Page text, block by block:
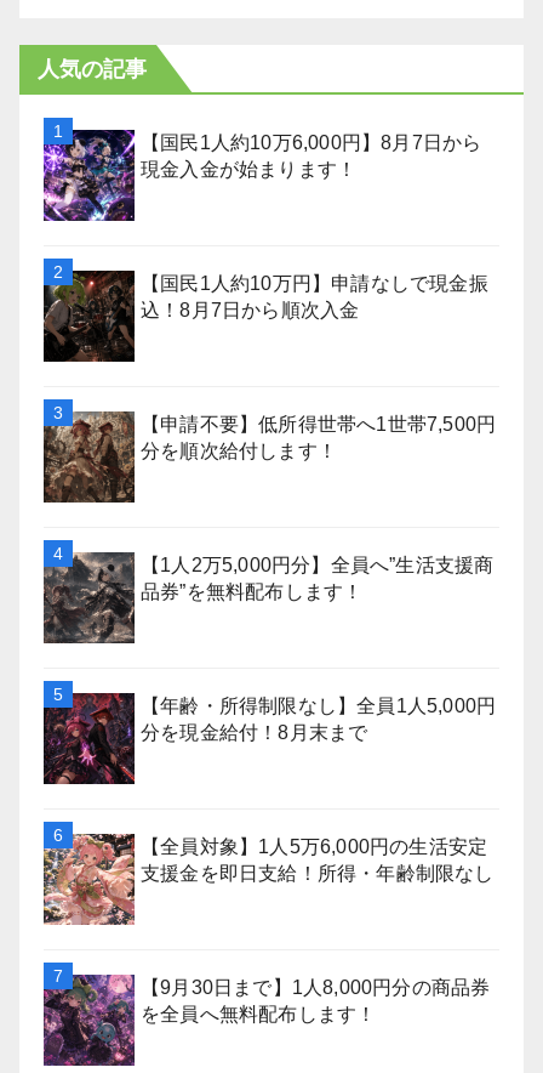
人気の記事
【国民1人約10万6,000円】8月7日から
現金入金が始まります！
【国民1人約10万円】申請なしで現金振
込！8月7日から順次入金
【申請不要】低所得世帯へ1世帯7,500円
分を順次給付します！
【1人2万5,000円分】全員へ”生活支援商
品券”を無料配布します！
【年齢・所得制限なし】全員1人5,000円
分を現金給付！8月末まで
【全員対象】1人5万6,000円の生活安定
支援金を即日支給！所得・年齢制限なし
【9月30日まで】1人8,000円分の商品券
を全員へ無料配布します！